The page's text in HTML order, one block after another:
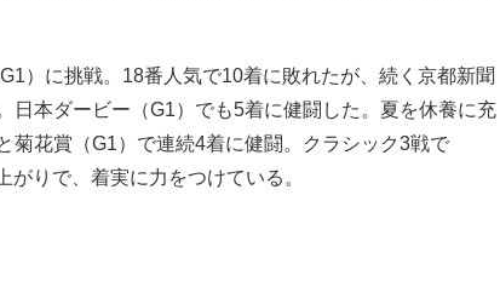
）に挑戦。18番人気で10着に敗れたが、続く京都新聞
日本ダービー（G1）でも5着に健闘した。夏を休養に充
菊花賞（G1）で連続4着に健闘。クラシック3戦で
りで、着実に力をつけている。